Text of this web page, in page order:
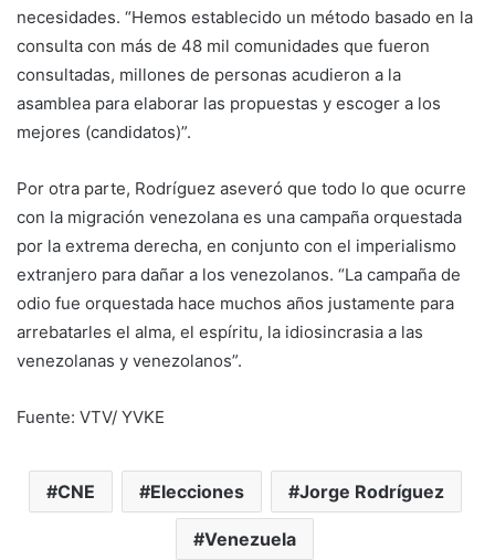
necesidades. “Hemos establecido un método basado en la
consulta con más de 48 mil comunidades que fueron
consultadas, millones de personas acudieron a la
asamblea para elaborar las propuestas y escoger a los
mejores (candidatos)”.
Por otra parte, Rodríguez aseveró que todo lo que ocurre
con la migración venezolana es una campaña orquestada
por la extrema derecha, en conjunto con el imperialismo
extranjero para dañar a los venezolanos. “La campaña de
odio fue orquestada hace muchos años justamente para
arrebatarles el alma, el espíritu, la idiosincrasia a las
venezolanas y venezolanos”.
Fuente: VTV/ YVKE
CNE Elecciones Jorge Rodríguez
Venezuela